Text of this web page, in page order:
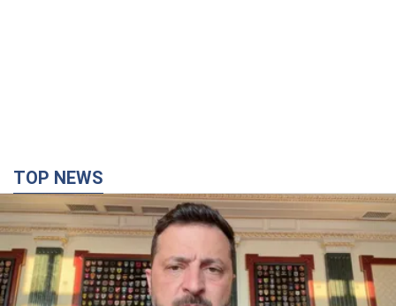
TOP NEWS